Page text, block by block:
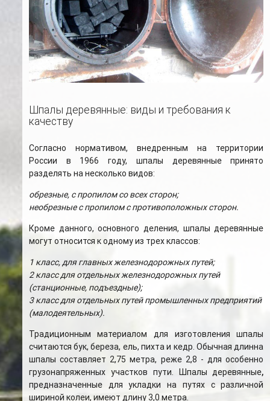
Шпалы деревянные: виды и требования к
качеству
Согласно нормативом, внедренным на территории
России в 1966 году, шпалы деревянные принято
разделять на несколько видов:
обрезные, с пропилом со всех сторон;
необрезные с пропилом с противоположных сторон.
Кроме данного, основного деления, шпалы деревянные
могут относится к одному из трех классов:
1 класс, для главных железнодорожных путей;
2 класс для отдельных железнодорожных путей
(станционные, подъездные);
3 класс для отдельных путей промышленных предприятий
(малодеятельных).
Традиционным материалом для изготовления шпалы
считаются бук, береза, ель, пихта и кедр. Обычная длинна
шпалы составляет 2,75 метра, реже 2,8 - для особенно
грузонапряженных участков пути. Шпалы деревянные,
предназначенные для укладки на путях с различной
шириной колеи, имеют длину 3,0 метра.